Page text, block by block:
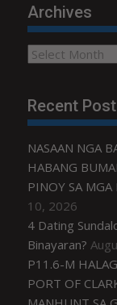
Archives
Archives
Recent Post
NASAAN NGA
HABANG
PINOY SA
10, 2026
4 Dating
Binayaran?
P11.6-M
PORT OF